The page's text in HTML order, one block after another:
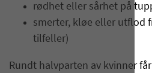
rødhet eller sårhet på
smerter, kløe eller utflod
tilfeller)
Rundt halvparten av kvinner